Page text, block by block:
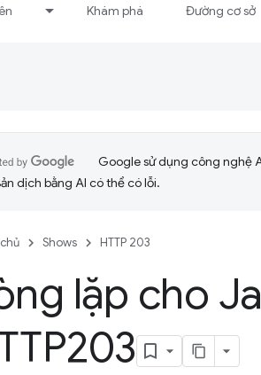
Khám phá Đường cơ sở
Google sử dụng công nghệ
dịch bằng AI có thể có lỗi.
Shows HTTP 203
lặp cho